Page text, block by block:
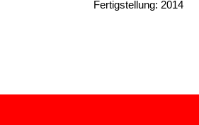
Fertigstellung: 2014